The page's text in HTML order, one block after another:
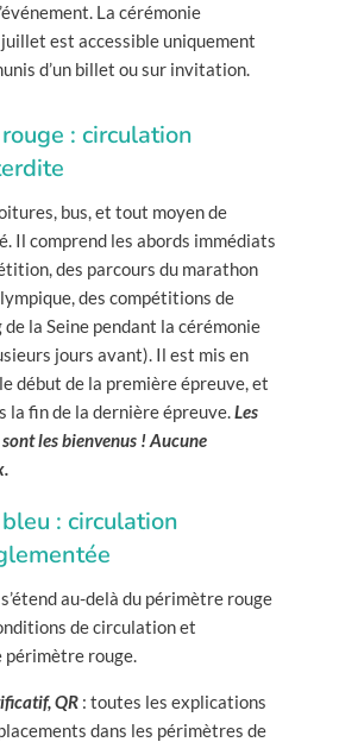
La cérémonie
est accessible uniquement
d’un billet ou sur invitation.
: circulation
bus, et tout moyen de
Il comprend les abords immédiats
des parcours du marathon
des compétitions de
la Seine pendant la cérémonie
jours avant). Il est mis en
début de la première épreuve, et
la fin de la dernière épreuve.Les
les bienvenus ! Aucune
: circulation
au-delà du périmètre rouge
de circulation et
périmètre rouge.
QR : toutes les explications
dans les périmètres de